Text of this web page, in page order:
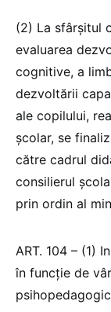
(2) La sfârşitul
evaluarea
cognitive, a
dezvoltării
ale copilului,
şcolar, se
către cadrul
consilierul
prin ordin al
ART. 104 – (1)
în funcţie de